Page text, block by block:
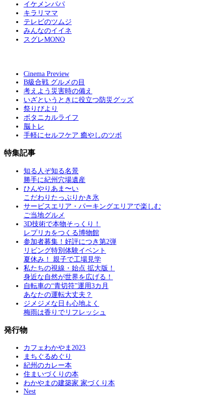
イケメンパパ
キラリママ
テレビのツムジ
みんなのイイネ
スグレMONO
Cinema Preview
B級合戦 グルメの目
考えよう災害時の備え
いざというときに役立つ防災グッズ
祭りびより
ボタニカルライフ
脳トレ
手軽にセルフケア 癒やしのツボ
特集記事
知る人ぞ知る名景
勝手に紀州穴場遺産
ひんやりあま〜い
こだわりたっぷりかき氷
サービスエリア・パーキングエリアで楽しむ
ご当地グルメ
3D技術で本物そっくり！
レプリカをつくる博物館
参加者募集！好評につき第2弾
リビング特別体験イベント
夏休み！ 親子で工場見学
私たちの視線・始点 拡大版！
身近な自然が世界を広げる！
自転車の“青切符”運用3カ月
あなたの運転大丈夫？
ジメジメな日も心地よく
梅雨は香りでリフレッシュ
発行物
カフェわかやま2023
まちぐるめぐり
紀州のカレー本
住まいづくりの本
わかやまの建築家 家づくり本
Nest